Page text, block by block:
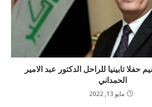
حفلا تابينيا للراحل الدكتور عبد الامير
الحمداني
مايو 13, 2022